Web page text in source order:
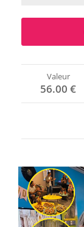
Valeur
56.00 €